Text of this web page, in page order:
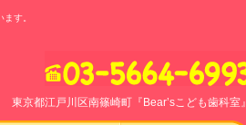
す。
東京都江戸川区南篠崎町『Bear’sこども歯科室』